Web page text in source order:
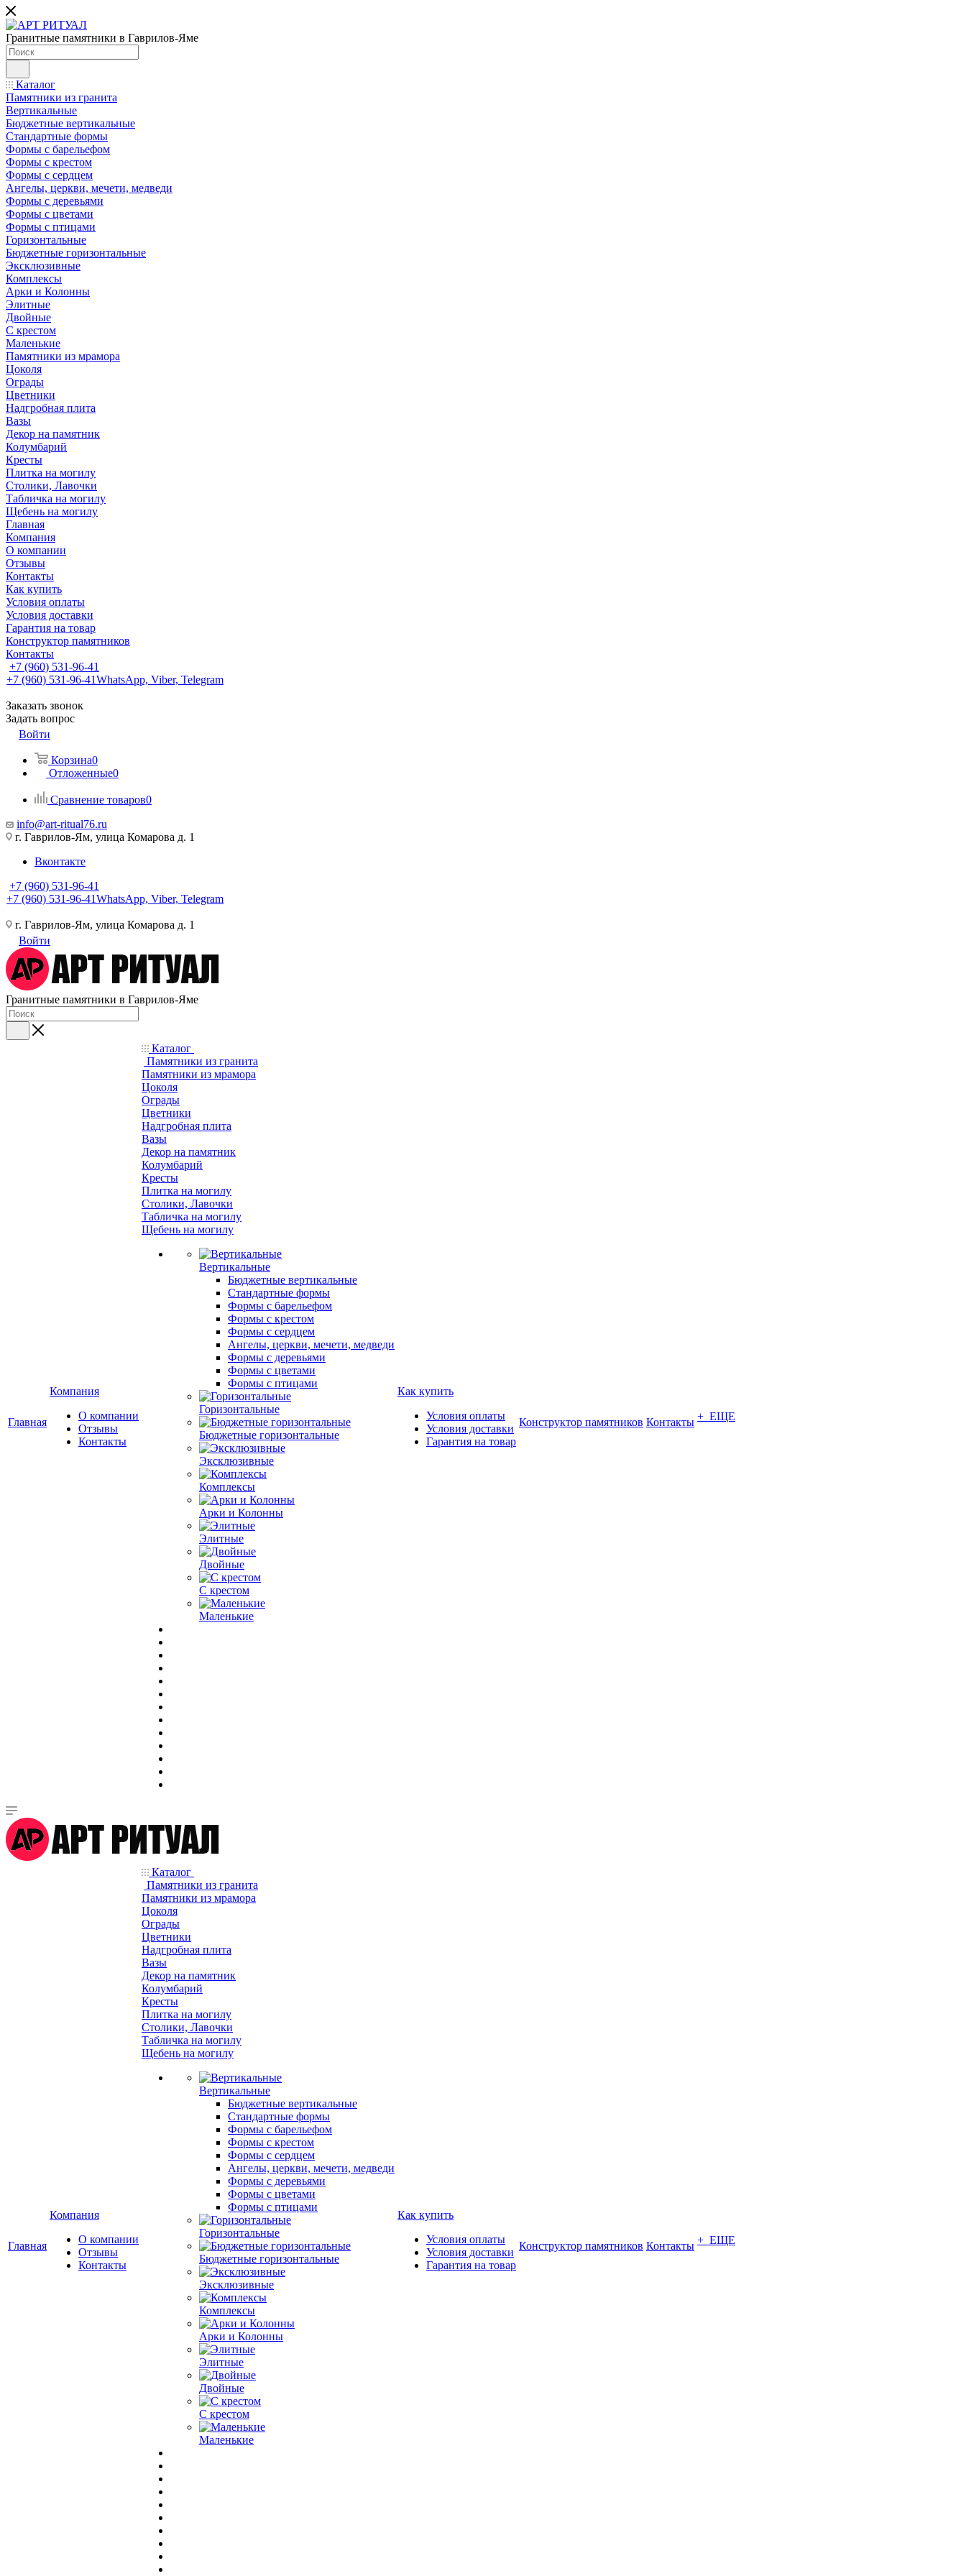
Гранитные памятники в Гаврилов-Яме
Каталог
Памятники из гранита
Вертикальные
Бюджетные вертикальные
Стандартные формы
Формы с барельефом
Формы с крестом
Формы с сердцем
Ангелы, церкви, мечети, медведи
Формы с деревьями
Формы с цветами
Формы с птицами
Горизонтальные
Бюджетные горизонтальные
Эксклюзивные
Комплексы
Арки и Колонны
Элитные
Двойные
С крестом
Маленькие
Памятники из мрамора
Цоколя
Ограды
Цветники
Надгробная плита
Вазы
Декор на памятник
Колумбарий
Кресты
Плитка на могилу
Столики, Лавочки
Табличка на могилу
Щебень на могилу
Главная
Компания
О компании
Отзывы
Контакты
Как купить
Условия оплаты
Условия доставки
Гарантия на товар
Конструктор памятников
Контакты
+7 (960) 531-96-41
+7 (960) 531-96-41WhatsApp, Viber, Telegram
Заказать звонок
Задать вопрос
Войти
Корзина0
Отложенные0
Сравнение товаров0
info@art-ritual76.ru
г. Гаврилов-Ям, улица Комарова д. 1
Вконтакте
+7 (960) 531-96-41
+7 (960) 531-96-41WhatsApp, Viber, Telegram
г. Гаврилов-Ям, улица Комарова д. 1
Войти
Гранитные памятники в Гаврилов-Яме
Главная
Компания
О компании
Отзывы
Контакты
Каталог
Памятники из гранита
Памятники из мрамора
Цоколя
Ограды
Цветники
Надгробная плита
Вазы
Декор на памятник
Колумбарий
Кресты
Плитка на могилу
Столики, Лавочки
Табличка на могилу
Щебень на могилу
Вертикальные
Бюджетные вертикальные
Стандартные формы
Формы с барельефом
Формы с крестом
Формы с сердцем
Ангелы, церкви, мечети, медведи
Формы с деревьями
Формы с цветами
Формы с птицами
Горизонтальные
Бюджетные горизонтальные
Эксклюзивные
Комплексы
Арки и Колонны
Элитные
Двойные
С крестом
Маленькие
Как купить
Условия оплаты
Условия доставки
Гарантия на товар
Конструктор памятников Контакты + ЕЩЕ
Главная
Компания
О компании
Отзывы
Контакты
Каталог
Памятники из гранита
Памятники из мрамора
Цоколя
Ограды
Цветники
Надгробная плита
Вазы
Декор на памятник
Колумбарий
Кресты
Плитка на могилу
Столики, Лавочки
Табличка на могилу
Щебень на могилу
Вертикальные
Бюджетные вертикальные
Стандартные формы
Формы с барельефом
Формы с крестом
Формы с сердцем
Ангелы, церкви, мечети, медведи
Формы с деревьями
Формы с цветами
Формы с птицами
Горизонтальные
Бюджетные горизонтальные
Эксклюзивные
Комплексы
Арки и Колонны
Элитные
Двойные
С крестом
Маленькие
Как купить
Условия оплаты
Условия доставки
Гарантия на товар
Конструктор памятников Контакты + ЕЩЕ